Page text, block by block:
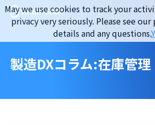
Skip
content
製造DXコラム:在庫管理
May we use cookies to track your
privacy very seriously. Please see
details and any questions.